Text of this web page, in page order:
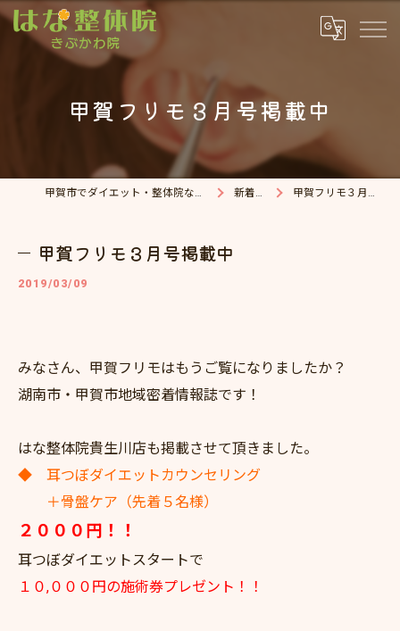
甲賀フリモ３月号掲載中
甲賀市でダイエット・整体院ならはな整体院 新着情報 甲賀フリモ３月号掲載中
甲賀フリモ３月号掲載中
2019/03/09
みなさん、甲賀フリモはもうご覧になりましたか？
湖南市・甲賀市地域密着情報誌です！
はな整体院貴生川店も掲載させて頂きました。
◆ 耳つぼダイエットカウンセリング
＋骨盤ケア（先着５名様）
２０００円！！
耳つぼダイエットスタートで
１０,０００円の施術券プレゼント！！